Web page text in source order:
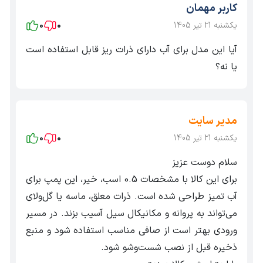
شود. اغلب پمپ های ارزان دارای سیم پیچ آلومینیوم هستند.
همچنین آب‌بند مکانیکی آن از جنس کربن / سرامیک و پروانه آن
از نوع ضد قفل است.
منظور از پروانه ضد قفل چیست؟
در زمان‌هایی که از پمپ استفاده نمیشود به‌منظور مانع از
کاربر مهمان
یکشنبه 21 تیر 1405 0
0
آیا این مدل برای آب دارای ذرات ریز قابل استفاده است
یا نه؟
مدیر سایت
یکشنبه 21 تیر 1405 0
0
سلام دوست عزیز
برای این کالا با مشخصات 0.5 اسب، خیر، این پمپ برای
آب تمیز طراحی شده است. ذرات معلق، ماسه یا گل‌ولای
می‌تواند به پروانه و مکانیکال سیل آسیب بزند. در مسیر
ورودی بهتر است از صافی مناسب استفاده شود و منبع
ذخیره قبل از نصب شست‌وشو شود.